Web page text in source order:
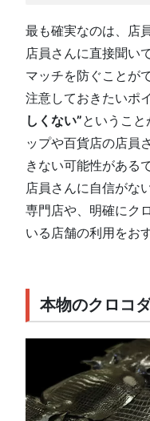
最も確実なのは、店
店員さんに直接聞い
マッチを防ぐことが
注意しておきたいポ
しくない”というこ
ップや百貨店の店員
きない可能性がある
店員さんに自信がな
専門店や、明確にク
いる店舗の利用をお
本物のクロコ